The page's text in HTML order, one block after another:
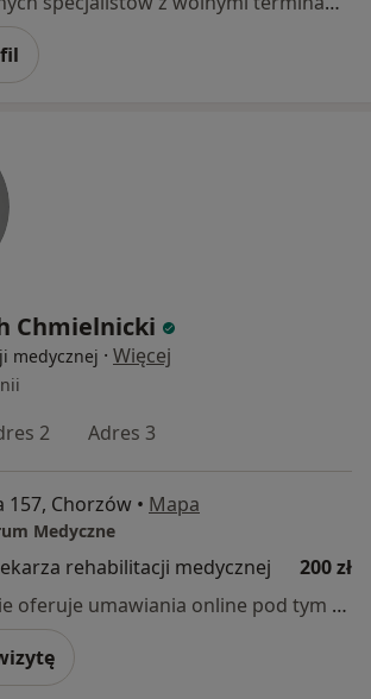
Chmielnicki
medycznej · Więcej
2 Adres 3
157, Chorzów • Mapa
Medyczne
rehabilitacji medycznej
200 zł
Specjalista nie oferuje umawiania online pod tym adresem.